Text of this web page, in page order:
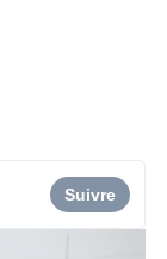
Suivre